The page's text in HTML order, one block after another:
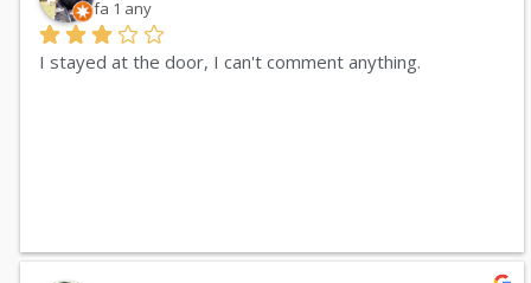
fa 1 any
I stayed at the door, I can't comment anything.